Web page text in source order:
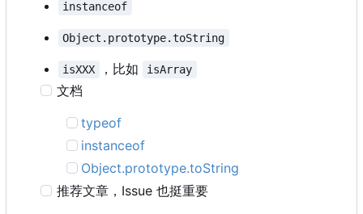
instanceof
Object.prototype.toString
isXXX ，比如 isArray
文档
typeof
instanceof
Object.prototype.toString
推荐文章 ， Issue 也挺重要